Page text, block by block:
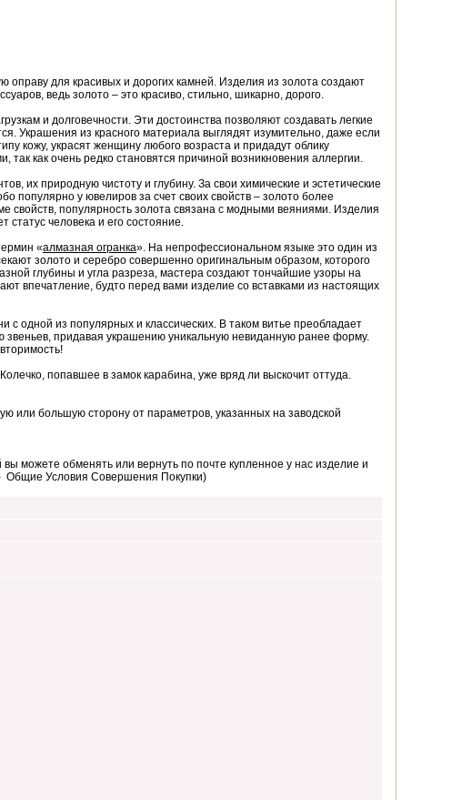
оправу для красивых и дорогих камней. Изделия из золота создают
ведь золото – это красиво, стильно, шикарно, дорого.
и долговечности. Эти достоинства позволяют создавать легкие
Украшения из красного материала выглядят изумительно, даже если
кожу, украсят женщину любого возраста и придадут облику
как очень редко становятся причиной возникновения аллергии.
их природную чистоту и глубину. За свои химические и эстетические
популярно у ювелиров за счет своих свойств – золото более
свойств, популярность золота связана с модными веяниями. Изделия
человека и его состояние.
«алмазная огранка». На непрофессиональном языке это один из
золото и серебро совершенно оригинальным образом, которого
глубины и угла разреза, мастера создают тончайшие узоры на
впечатление, будто перед вами изделие со вставками из настоящих
с одной из популярных и классических. В таком витье преобладает
придавая украшению уникальную невиданную ранее форму.
попавшее в замок карабина, уже вряд ли выскочит оттуда.
или большую сторону от параметров, указанных на заводской
можете обменять или вернуть по почте купленное у нас изделие и
Общие Условия Совершения Покупки)